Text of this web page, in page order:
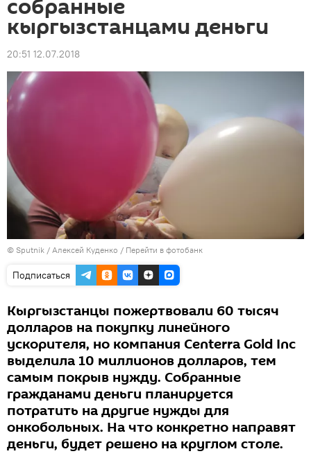
собранные
кыргызстанцами деньги
20:51 12.07.2018
© Sputnik / Алексей Куденко / Перейти в фотобанк
Подписаться
Кыргызстанцы пожертвовали 60 тысяч
долларов на покупку линейного
ускорителя, но компания Centerra Gold Inс
выделила 10 миллионов долларов, тем
самым покрыв нужду. Собранные
гражданами деньги планируется
потратить на другие нужды для
онкобольных. На что конкретно направят
деньги, будет решено на круглом столе.